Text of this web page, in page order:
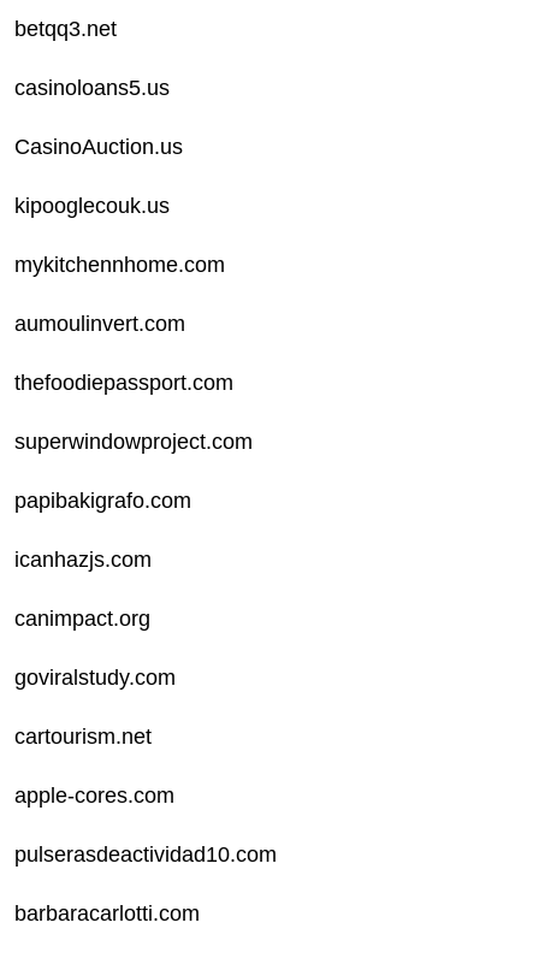
betqq3.net
casinoloans5.us
CasinoAuction.us
kipooglecouk.us
mykitchennhome.com
aumoulinvert.com
thefoodiepassport.com
superwindowproject.com
papibakigrafo.com
icanhazjs.com
canimpact.org
goviralstudy.com
cartourism.net
apple-cores.com
pulserasdeactividad10.com
barbaracarlotti.com